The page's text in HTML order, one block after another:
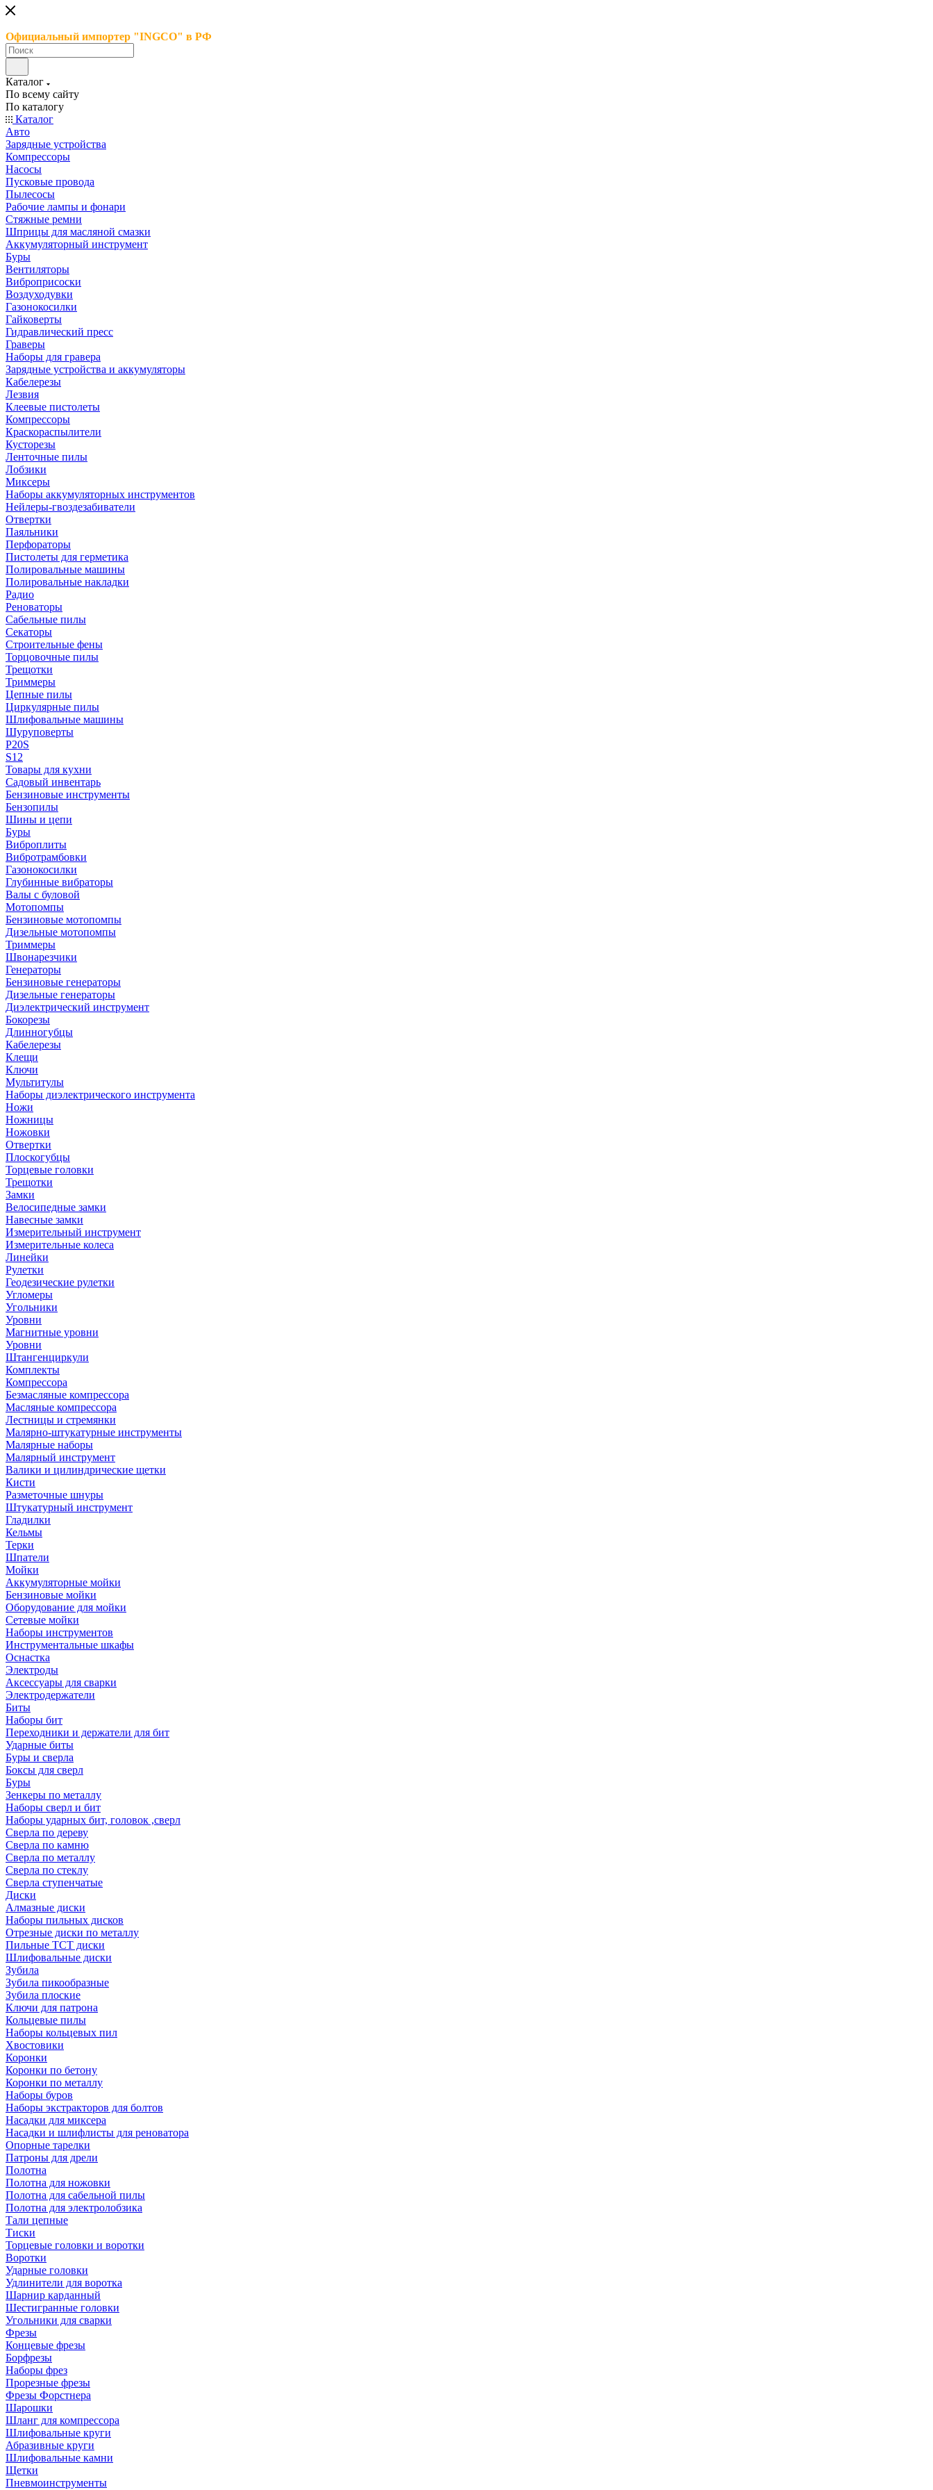
Официальный импортер "INGCO" в РФ
Каталог
По всему сайту
По каталогу
Каталог
Авто
Зарядные устройства
Компрессоры
Насосы
Пусковые провода
Пылесосы
Рабочие лампы и фонари
Стяжные ремни
Шприцы для масляной смазки
Аккумуляторный инструмент
Буры
Вентиляторы
Виброприсоски
Воздуходувки
Газонокосилки
Гайковерты
Гидравлический пресс
Граверы
Наборы для гравера
Зарядные устройства и аккумуляторы
Кабелерезы
Лезвия
Клеевые пистолеты
Компрессоры
Краскораспылители
Кусторезы
Ленточные пилы
Лобзики
Миксеры
Наборы аккумуляторных инструментов
Нейлеры-гвоздезабиватели
Отвертки
Паяльники
Перфораторы
Пистолеты для герметика
Полировальные машины
Полировальные накладки
Радио
Реноваторы
Сабельные пилы
Секаторы
Строительные фены
Торцовочные пилы
Трещотки
Триммеры
Цепные пилы
Циркулярные пилы
Шлифовальные машины
Шуруповерты
P20S
S12
Товары для кухни
Садовый инвентарь
Бензиновые инструменты
Бензопилы
Шины и цепи
Буры
Виброплиты
Вибротрамбовки
Газонокосилки
Глубинные вибраторы
Валы с буловой
Мотопомпы
Бензиновые мотопомпы
Дизельные мотопомпы
Триммеры
Швонарезчики
Генераторы
Бензиновые генераторы
Дизельные генераторы
Диэлектрический инструмент
Бокорезы
Длинногубцы
Кабелерезы
Клещи
Ключи
Мультитулы
Наборы диэлектрического инструмента
Ножи
Ножницы
Ножовки
Отвертки
Плоскогубцы
Торцевые головки
Трещотки
Замки
Велосипедные замки
Навесные замки
Измерительный инструмент
Измерительные колеса
Линейки
Рулетки
Геодезические рулетки
Угломеры
Угольники
Уровни
Магнитные уровни
Уровни
Штангенциркули
Комплекты
Компрессора
Безмасляные компрессора
Масляные компрессора
Лестницы и стремянки
Малярно-штукатурные инструменты
Малярные наборы
Малярный инструмент
Валики и цилиндрические щетки
Кисти
Разметочные шнуры
Штукатурный инструмент
Гладилки
Кельмы
Терки
Шпатели
Мойки
Аккумуляторные мойки
Бензиновые мойки
Оборудование для мойки
Сетевые мойки
Наборы инструментов
Инструментальные шкафы
Оснастка
Электроды
Аксессуары для сварки
Электродержатели
Биты
Наборы бит
Переходники и держатели для бит
Ударные биты
Буры и сверла
Боксы для сверл
Буры
Зенкеры по металлу
Наборы сверл и бит
Наборы ударных бит, головок ,сверл
Сверла по дереву
Сверла по камню
Сверла по металлу
Сверла по стеклу
Сверла ступенчатые
Диски
Алмазные диски
Наборы пильных дисков
Отрезные диски по металлу
Пильные TCT диски
Шлифовальные диски
Зубила
Зубила пикообразные
Зубила плоские
Ключи для патрона
Кольцевые пилы
Наборы кольцевых пил
Хвостовики
Коронки
Коронки по бетону
Коронки по металлу
Наборы буров
Наборы экстракторов для болтов
Насадки для миксера
Насадки и шлифлисты для реноватора
Опорные тарелки
Патроны для дрели
Полотна
Полотна для ножовки
Полотна для сабельной пилы
Полотна для электролобзика
Тали цепные
Тиски
Торцевые головки и воротки
Воротки
Ударные головки
Удлинители для воротка
Шарнир карданный
Шестигранные головки
Угольники для сварки
Фрезы
Концевые фрезы
Борфрезы
Наборы фрез
Прорезные фрезы
Фрезы Форстнера
Шарошки
Шланг для компрессора
Шлифовальные круги
Абразивные круги
Шлифовальные камни
Щетки
Пневмоинструменты